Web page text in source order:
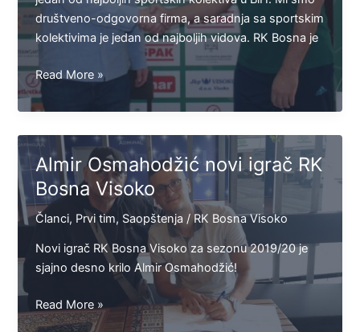
društveno-odgovorna firma, a saradnja sa sportskim
kolektivima je jedan od najboljih vidova. RK Bosna je
(FOTO)
Central
osiguranje
i
ove
sezone
uz
RK
Bosna
Vispak
Read More »
Almir Osmahodžić novi igrač RK
Bosna Visoko
Članci, Prvi tim, Saopštenja /RK Bosna Visoko
Novi igrač RK Bosna Visoko za sezonu 2019/20 je
sjajno desno krilo Almir Osmahodžić!
Almir
Osmahodžić
Read More »